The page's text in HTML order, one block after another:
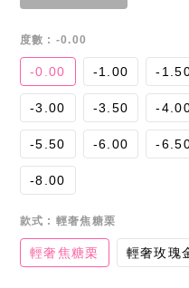
度數 : -0.00
-0.00 -1.00 -
-3.00 -3.50 -
-5.50 -6.00 -
-8.00
款式 : 輕奢焦糖栗
輕奢焦糖栗 輕奢玫瑰